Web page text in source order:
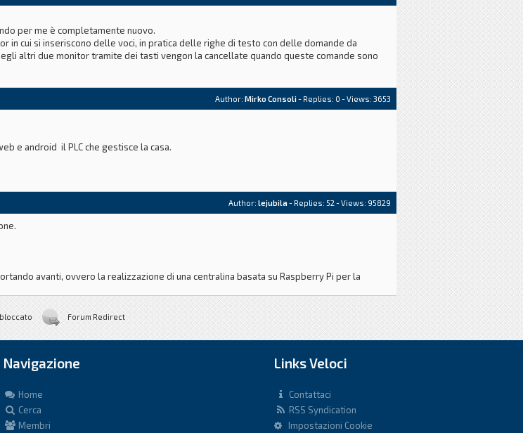
più esperto mi aiutasse nel realizzare un software che possa anche essere
per me è completamente nuovo.
in cui si inseriscono delle voci, in pratica delle righe di testo con delle domande da
altri due monitor tramite dei tasti vengon la cancellate quando queste comande sono
Author: Mirko Consoli- Replies: 0 - Views: 3653
e android il PLC che gestisce la casa.
Author: lejubila- Replies: 52 - Views: 95829
avanti, ovvero la realizzazione di una centralina basata su Raspberry Pi per la
Non avendo particolari conoscenze in materia ho cercato di documentarmi come
Forum Redirect
Navigazione
Home
Cerca
Membri
Links Veloci
Contattaci
RSS Syndication
Impostazioni Cookie